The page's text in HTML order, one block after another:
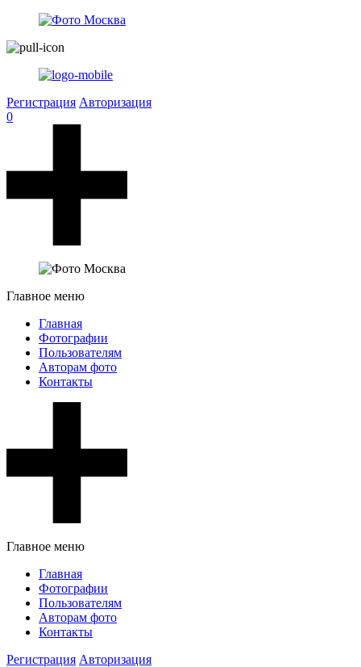
Регистрация Авторизация
0
Главное меню
Главная
Фотографии
Пользователям
Авторам фото
Контакты
Главное меню
Главная
Фотографии
Пользователям
Авторам фото
Контакты
Регистрация Авторизация